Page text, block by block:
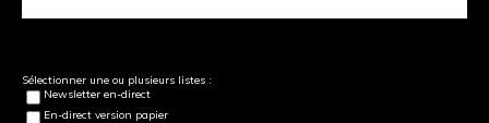
Sélectionner une ou plusieurs listes :
Newsletter en-direct
En-direct version papier